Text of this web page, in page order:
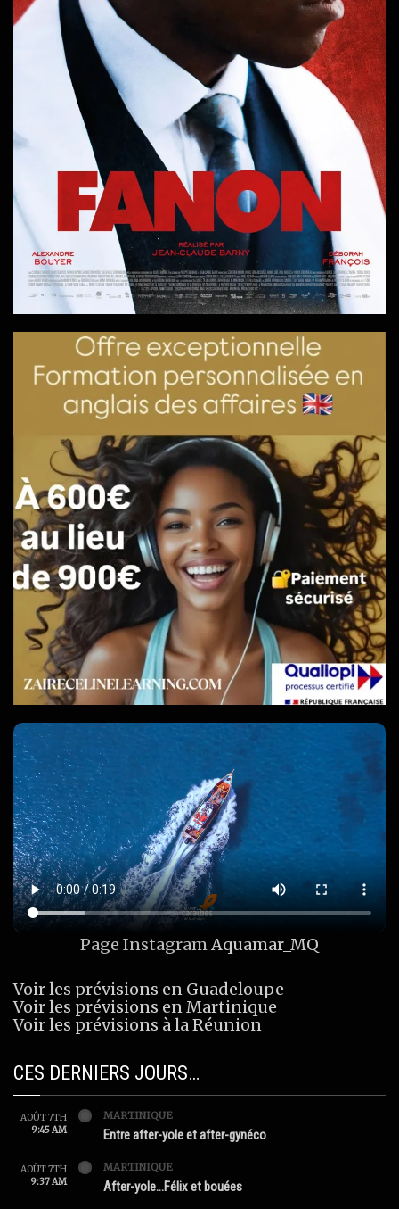
Page InstagramAquamar_MQ
Voir les prévisions en Guadeloupe
Voir les prévisions en Martinique
Voir les prévisions à la Réunion
CES DERNIERS JOURS…
AOÛT 7TH
9:45 AM
MARTINIQUE
Entre after-yole et after-gynéco
AOÛT 7TH
9:37 AM
MARTINIQUE
After-yole…Félix et bouées